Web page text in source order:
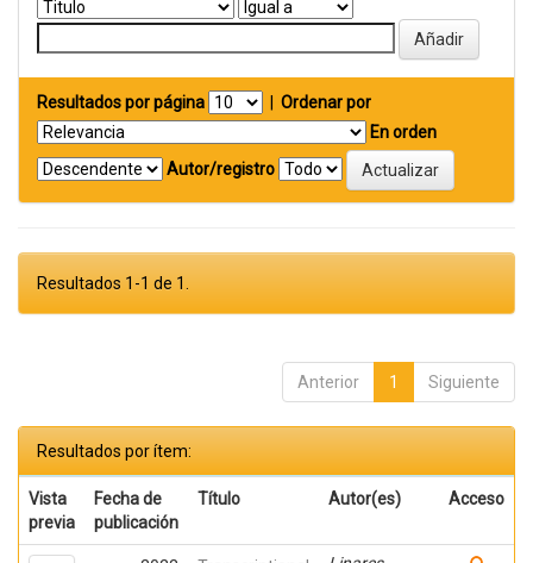
Resultados por página
Ordenar por
En orden
Autor/registro
Resultados 1-1 de 1.
Anterior 1 Siguiente
Resultados por ítem:
Vista
previa
Fecha de
publicación
Título Autor(es) Acceso